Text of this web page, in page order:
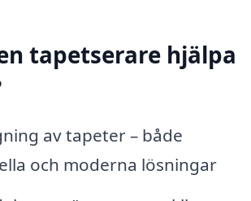
tapetserare hjälpa
av tapeter – både
och moderna lösningar